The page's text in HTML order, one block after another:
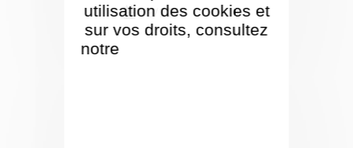
utilisation des cookies et
sur vos droits, consultez
notre
09/2016